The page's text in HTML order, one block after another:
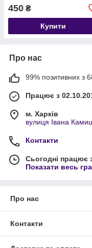
450 ₴
Купити
Про нас
99% позитивних з
Працює з
м. Харків
вулиця Івана
Контакти
Сьогодні працює
Показати весь
Про нас
Контакти